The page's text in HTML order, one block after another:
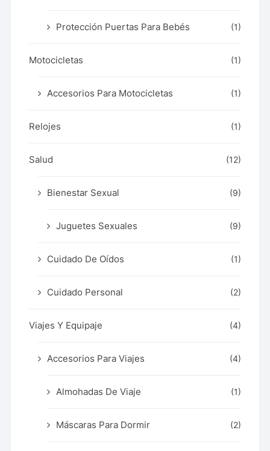
Protección Puertas Para Bebés (1)
Motocicletas (1)
Accesorios Para Motocicletas (1)
Relojes (1)
Salud (12)
Bienestar Sexual (9)
Juguetes Sexuales (9)
Cuidado De Oídos (1)
Cuidado Personal (2)
Viajes Y Equipaje (4)
Accesorios Para Viajes (4)
Almohadas De Viaje (1)
Máscaras Para Dormir (2)